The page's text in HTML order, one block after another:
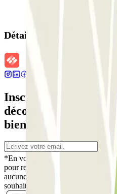
Détails de la réservation
Inscrivez-vous à
découvrez des
bien d'autres
*En vous inscrivant, vous
pour recevoir des communications
aucune obligation, vous pouvez
souhaitez dans la même newsletter.